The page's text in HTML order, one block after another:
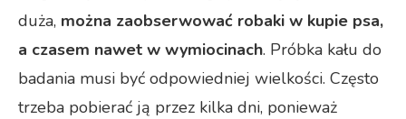
duża, można zaobserwować robaki w kupie psa,
a czasem nawet w wymiocinach. Próbka kału do
badania musi być odpowiedniej wielkości. Często
trzeba pobierać ją przez kilka dni, ponieważ